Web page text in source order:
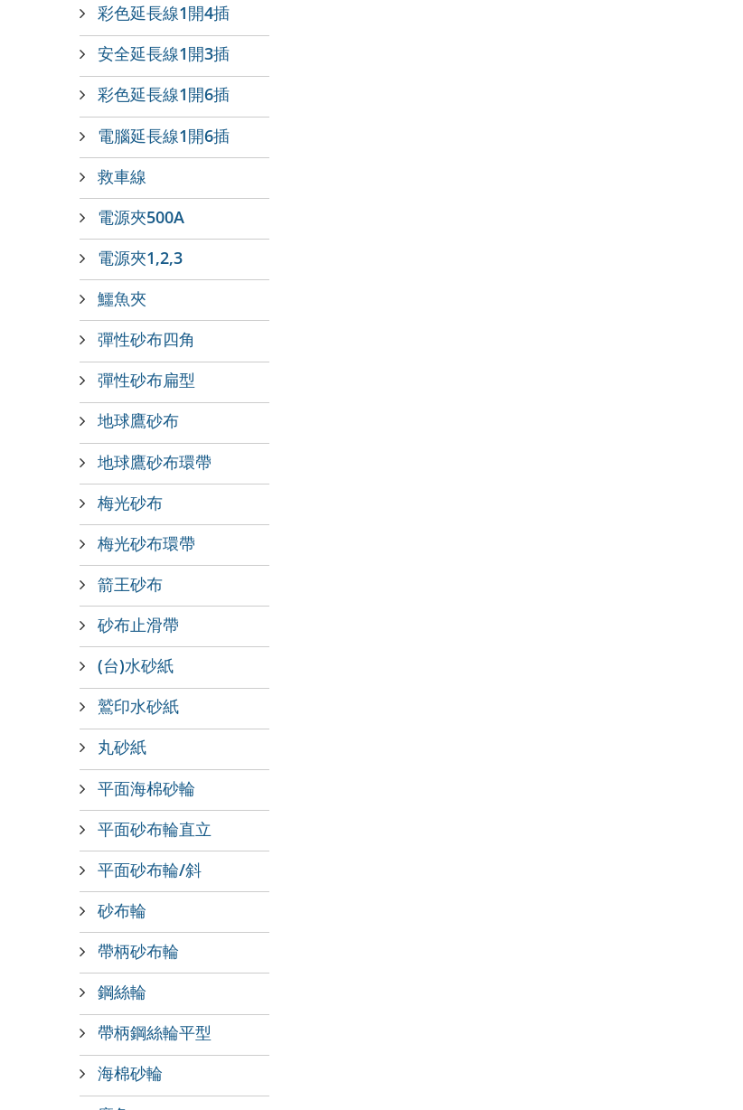
彩色延長線1開4插
安全延長線1開3插
彩色延長線1開6插
電腦延長線1開6插
救車線
電源夾500A
電源夾1,2,3
鱷魚夾
彈性砂布四角
彈性砂布扁型
地球鷹砂布
地球鷹砂布環帶
梅光砂布
梅光砂布環帶
箭王砂布
砂布止滑帶
(台)水砂紙
鷲印水砂紙
丸砂紙
平面海棉砂輪
平面砂布輪直立
平面砂布輪/斜
砂布輪
帶柄砂布輪
鋼絲輪
帶柄鋼絲輪平型
海棉砂輪